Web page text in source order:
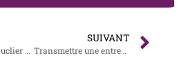
Electricité : le bouclier tarifaire en faveur des PME – TPE
SUIVANT
Transmettre une entreprise : quelles sont les solutions possibles ?